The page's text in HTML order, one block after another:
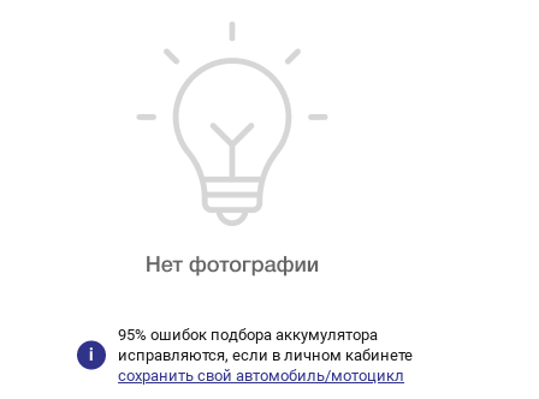
95% ошибок подбора аккумулятора
исправляются, если в личном кабинете
сохранить свой автомобиль/мотоцикл